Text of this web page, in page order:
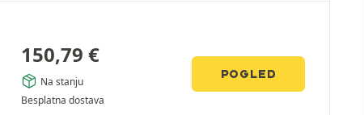
150,79 €
Na stanju
Besplatna dostava
POGLED